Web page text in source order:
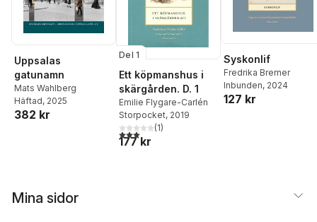
Uppsalas
gatunamn
Mats Wahlberg
Häftad, 2025
382 kr
Del 1
Ett köpmanshus i
skärgården. D. 1
Emilie Flygare-Carlén
Storpocket, 2019
3,0utav 5 stjärnor. Totalt antal röster:
(1)
177 kr
Syskonlif
Fredrika Bremer
Inbunden, 2024
127 kr
Mina sidor